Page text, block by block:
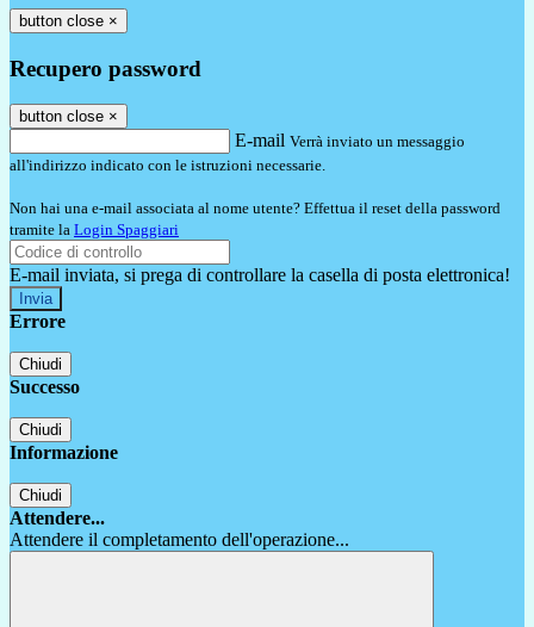
button close ×
Recupero password
button close ×
E-mail Verrà inviato un messaggio
all'indirizzo indicato con le istruzioni necessarie.
Non hai una e-mail associata al nome utente? Effettua il reset della password
tramite la Login Spaggiari
E-mail inviata, si prega di controllare la casella di posta elettronica!
Errore
Chiudi
Successo
Chiudi
Informazione
Chiudi
Attendere...
Attendere il completamento dell'operazione...